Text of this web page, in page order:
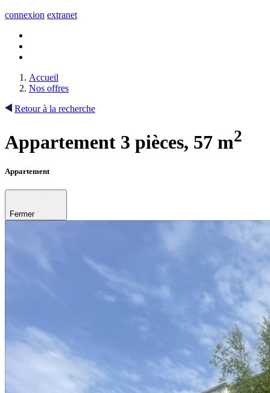
connexion extranet
Accueil
Nos offres
Retour à la recherche
Appartement 3 pièces, 57 m2
Appartement
Fermer